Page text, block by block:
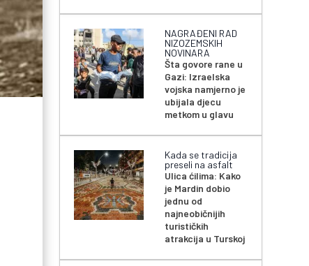
NAGRAĐENI RAD
NIZOZEMSKIH
NOVINARA
Šta govore rane u
Gazi: Izraelska
vojska namjerno je
ubijala djecu
metkom u glavu
Kada se tradicija
preseli na asfalt
Ulica ćilima: Kako
je Mardin dobio
jednu od
najneobičnijih
turističkih
atrakcija u Turskoj